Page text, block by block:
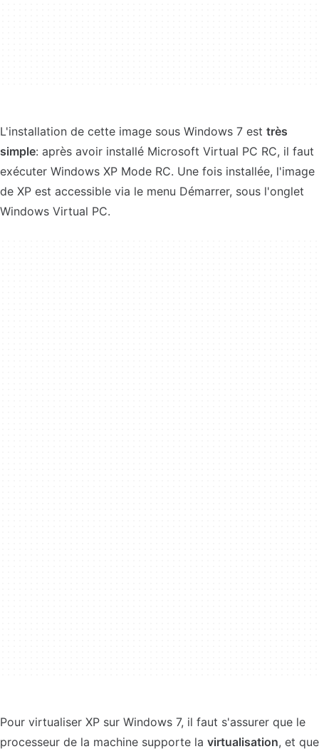
L'installation de cette image sous Windows 7 est très
simple: après avoir installé Microsoft Virtual PC RC, il faut
exécuter Windows XP Mode RC. Une fois installée, l'image
de XP est accessible via le menu Démarrer, sous l'onglet
Windows Virtual PC.
Pour virtualiser XP sur Windows 7, il faut s'assurer que le
processeur de la machine supporte la virtualisation, et que